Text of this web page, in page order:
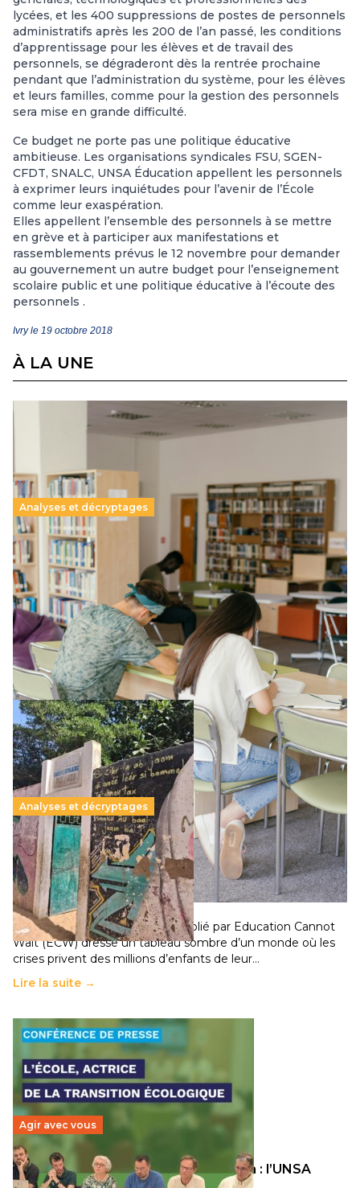
lycées, et les 400 suppressions de postes de personnels
administratifs après les 200 de l’an passé, les conditions
d’apprentissage pour les élèves et de travail des
personnels, se dégraderont dès la rentrée prochaine
pendant que l’administration du système, pour les élèves
et leurs familles, comme pour la gestion des personnels
sera mise en grande difficulté.
Ce budget ne porte pas une politique éducative
ambitieuse. Les organisations syndicales FSU, SGEN-
CFDT, SNALC, UNSA Éducation appellent les personnels
à exprimer leurs inquiétudes pour l’avenir de l’École
comme leur exaspération.
Elles appellent l’ensemble des personnels à se mettre
en grève et à participer aux manifestations et
rassemblements prévus le 12 novembre pour demander
au gouvernement un autre budget pour l’enseignement
scolaire public et une politique éducative à l’écoute des
personnels .
Ivry le 19 octobre 2018
À LA UNE
Analyses et décryptages
Supérieur privé : une dérive qui met à mal la
promesse républicaine
11 juillet 2026-
Le projet de loi sur la régulation de l’enseignement
supérieur privé met en lumière l’amplification d’un système
qui relègue l’acte pédagogique au superfétatoire, voire à…
Lire la suite →
Analyses et décryptages
258 millions d’enfants victimes de la guerre, des
chocs climatiques et des déplacements de
population
11 juillet 2026- National
Un nouveau rapport mondial publié par Education Cannot
Wait (ECW) dresse un tableau sombre d’un monde où les
crises privent des millions d’enfants de leur…
Lire la suite →
Agir avec vous
Transition écologique de l’éducation : l’UNSA